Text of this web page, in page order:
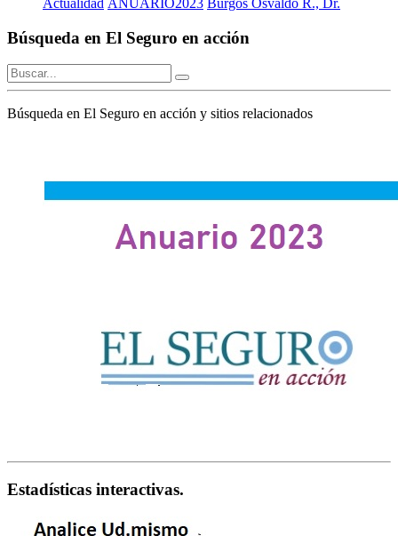
Actualidad ANUARIO2023 Burgos Osvaldo R., Dr.
Búsqueda en El Seguro en acción
Búsqueda en El Seguro en acción y sitios relacionados
Estadísticas interactivas.